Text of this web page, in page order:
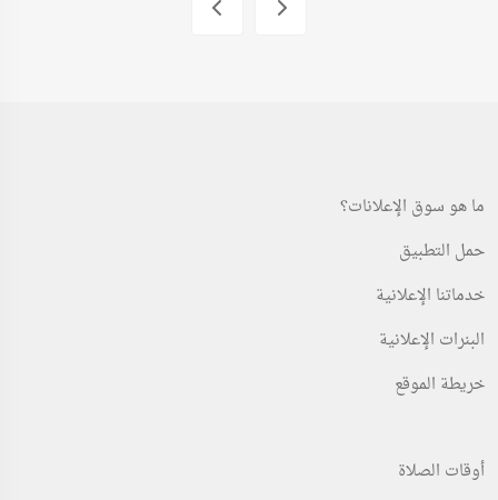
ما هو سوق الإعلانات؟
حمل التطبيق
خدماتنا الإعلانية
البنرات الإعلانية
خريطة الموقع
أوقات الصلاة